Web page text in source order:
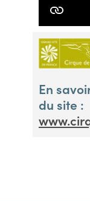
En
du site :